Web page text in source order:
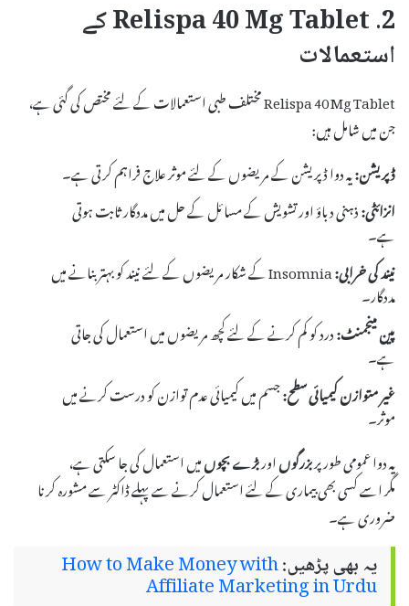
2. Relispa 40 Mg Tablet کے
استعمالات
Relispa 40 Mg Tablet مختلف طبی استعمالات کے لئے مختص کی گئی ہے،
جن میں شامل ہیں:
ڈپریشن:یہ دوا ڈپریشن کے مریضوں کے لئے موثر علاج فراہم کرتی ہے۔
انزائٹی:ذہنی دباؤ اور تشویش کے مسائل کے حل میں مددگار ثابت ہوتی
ہے۔
نیند کی خرابی:
Insomnia کے شکار مریضوں کے لئے نیند کو بہتر بنانے میں
مددگار۔
پین مینجمنٹ:درد کو کم کرنے کے لئے کچھ مریضوں میں استعمال کی جاتی
ہے۔
غیر متوازن کیمیائی سطح:جسم میں کیمیائی عدم توازن کو درست کرنے میں
موثر۔
یہ دوا عمومی طور پربزرگوںاوربڑے بچوںمیں استعمال کی جا سکتی ہے،
مگر اسے کسی بھی بیماری کے لئے استعمال کرنے سے پہلے ڈاکٹر سے مشورہ کرنا
ضروری ہے۔
یہ بھی پڑھیں:How to Make Money with
Affiliate Marketing in Urdu